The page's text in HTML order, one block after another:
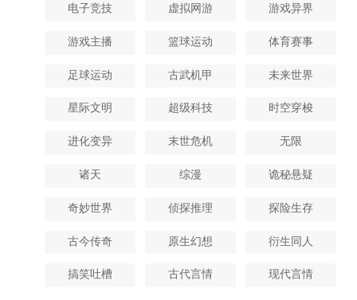
电子竞技 虚拟网游 游戏异界
游戏主播 篮球运动 体育赛事
足球运动 古武机甲 未来世界
星际文明 超级科技 时空穿梭
进化变异 末世危机 无限
诸天 综漫 诡秘悬疑
奇妙世界 侦探推理 探险生存
古今传奇 原生幻想 衍生同人
搞笑吐槽 古代言情 现代言情